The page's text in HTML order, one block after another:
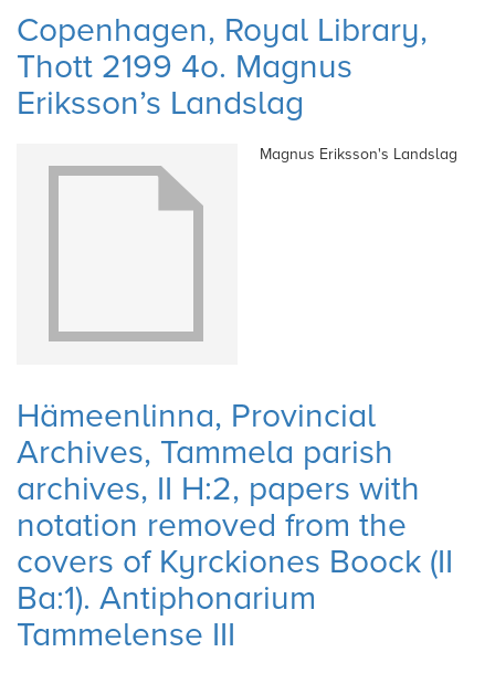
Copenhagen, Royal Library,
Thott 2199 4o. Magnus
Eriksson’s Landslag
Magnus Eriksson's Landslag
Hämeenlinna, Provincial
Archives, Tammela parish
archives, II H:2, papers with
notation removed from the
covers of Kyrckiones Boock (II
Ba:1). Antiphonarium
Tammelense III